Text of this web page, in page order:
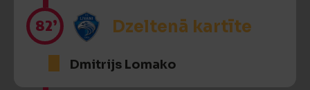
82’ Dzeltenā kartīte
Dmitrijs Lomako